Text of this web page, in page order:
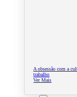
A obsessão com a
trabalho
Ver Mais